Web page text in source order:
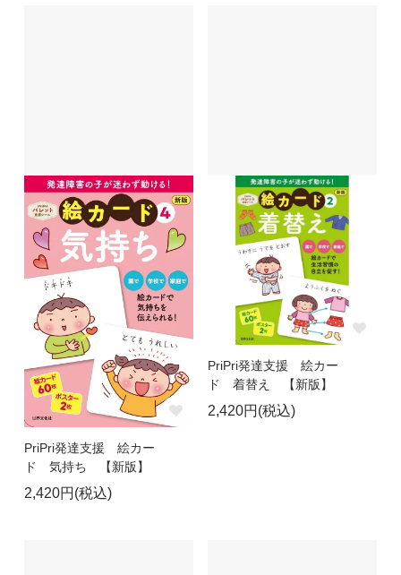
PriPri発達支援 絵カー
ド 気持ち 【新版】
2,420円(税込)
PriPri発達支援 絵カー
ド 着替え 【新版】
2,420円(税込)